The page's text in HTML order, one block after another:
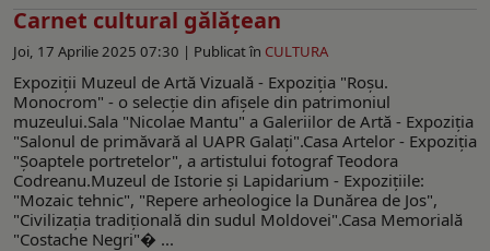
Carnet cultural gălăţean
Joi, 17 Aprilie 2025 07:30 | Publicat în CULTURA
Expoziții Muzeul de Artă Vizuală - Expoziţia "Roşu.
Monocrom" - o selecţie din afişele din patrimoniul
muzeului.Sala "Nicolae Mantu" a Galeriilor de Artă - Expoziţia
"Salonul de primăvară al UAPR Galaţi".Casa Artelor - Expoziţia
"Şoaptele portretelor", a artistului fotograf Teodora
Codreanu.Muzeul de Istorie şi Lapidarium - Expoziţiile:
"Mozaic tehnic", "Repere arheologice la Dunărea de Jos",
"Civilizația tradițională din sudul Moldovei".Casa Memorială
"Costache Negri"� ...